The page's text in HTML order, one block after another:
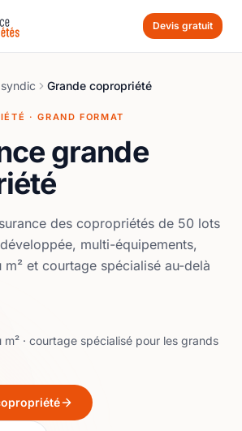
Devis gratuit
Grande copropriété
· GRAND FORMAT
grande
des copropriétés de 50 lots
multi-équipements,
et courtage spécialisé au-delà
· courtage spécialisé pour les grands